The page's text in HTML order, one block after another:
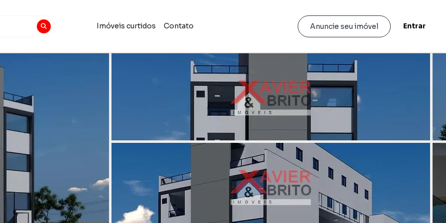
Imóveis curtidos Contato Anuncie seu imóvel Entrar